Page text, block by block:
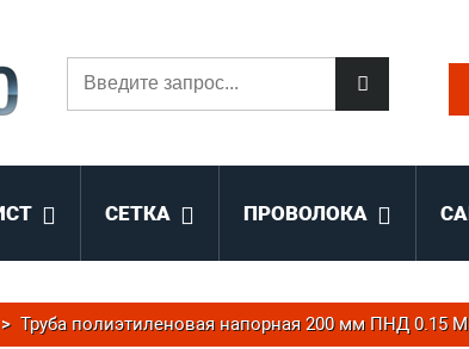
СЕТКА ПРОВОЛОКА
> Труба полиэтиленовая напорная 200 мм ПНД 0.15